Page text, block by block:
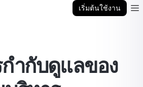
เริ่มต้นใช้งาน
ำกับดูแลของ